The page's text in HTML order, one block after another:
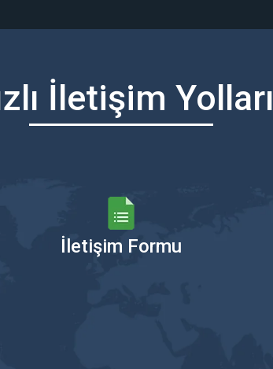
İletişim Yolları
İletişim Formu